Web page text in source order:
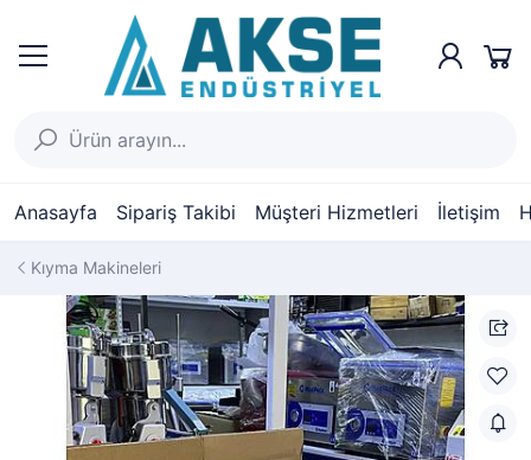
Anasayfa Sipariş Takibi Müşteri Hizmetleri İletişim
Kıyma Makineleri